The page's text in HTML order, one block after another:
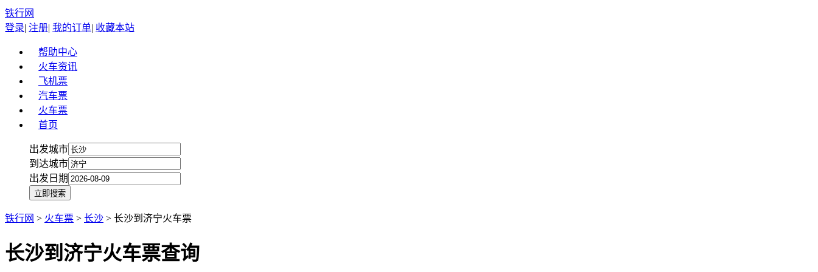
铁行网
登录| 注册| 我的订单| 收藏本站
帮助中心
火车资讯
飞机票
汽车票
火车票
首页
出发城市
到达城市
出发日期
铁行网 > 火车票 > 长沙 > 长沙到济宁火车票
长沙到济宁火车票查询